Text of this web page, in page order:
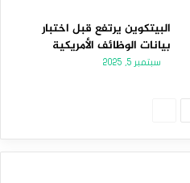
البيتكوين يرتفع قبل اختبار
بيانات الوظائف الأمريكية
سبتمبر 5, 2025